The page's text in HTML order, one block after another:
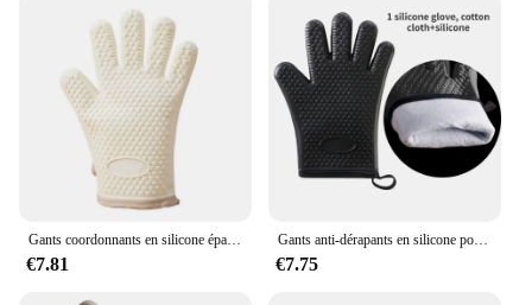
€7.81
Gants anti-dérapants en silicone pour four à micro-ondes, mitaines de cuisson, manique de barbecue, anti-chaleur, degré
€7.75